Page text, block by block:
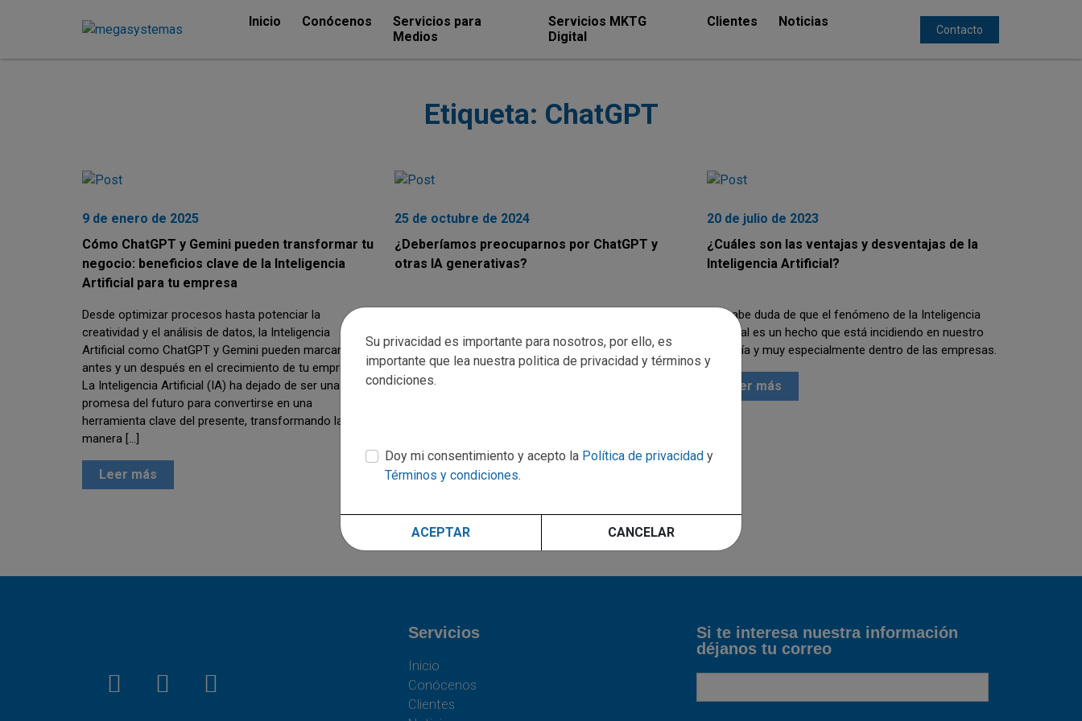
Inicio Conócenos
Servicios para
Medios
Servicios MKTG
Digital
Clientes Noticias
Contacto
Etiqueta: ChatGPT
9 de enero de 2025
Cómo ChatGPT y Gemini pueden transformar tu
negocio: beneficios clave de la Inteligencia
Artificial para tu empresa
Desde optimizar procesos hasta potenciar la
creatividad y el análisis de datos, la Inteligencia
Artificial como ChatGPT y Gemini pueden marcar un
antes y un después en el crecimiento de tu empresa.
La Inteligencia Artificial (IA) ha dejado de ser una
promesa del futuro para convertirse en una
herramienta clave del presente, transformando la
manera […]
Leer más
25 de octubre de 2024
¿Deberíamos preocuparnos por ChatGPT y
otras IA generativas?
gráficos y videos de alta calidad. Pero existen algunas
limitaciones que debes considerar.
20 de julio de 2023
¿Cuáles son las ventajas y desventajas de la
Inteligencia Artificial?
No cabe duda de que el fenómeno de la Inteligencia
Artificial es un hecho que está incidiendo en nuestro
día a día y muy especialmente dentro de las empresas.
Leer más
Servicios
Inicio
Conócenos
Clientes
Si te interesa nuestra información
déjanos tu correo
Su privacidad es importante para nosotros, por ello, es
importante que lea nuestra politica de privacidad y términos y
condiciones.
Doy mi consentimiento y acepto la Política de privacidad y
Términos y condiciones.
ACEPTAR CANCELAR